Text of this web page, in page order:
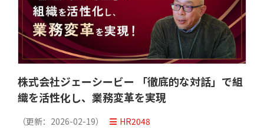
株式会社ジェーシービー 「徹底的な対話」で組
織を活性化し、業務変革を実現
（更新： 2026-02-19） HR2048